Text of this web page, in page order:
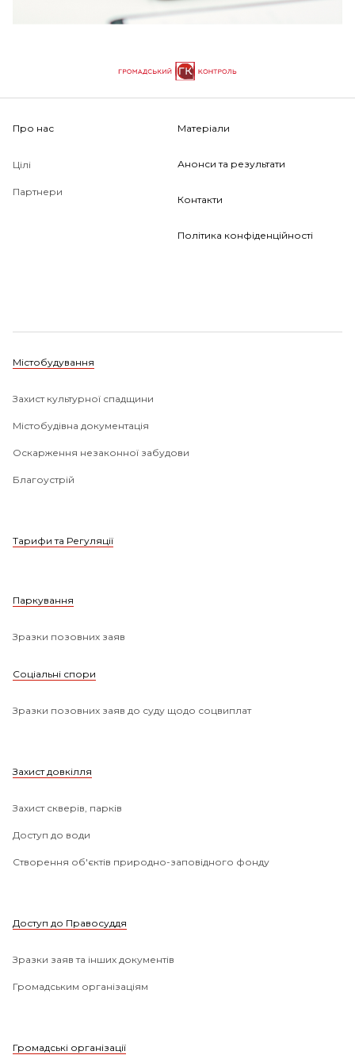
Про нас
Цілі
Партнери
Матеріали
Анонси та результати
Контакти
Політика конфіденційності
Містобудування
Захист культурної спадщини
Містобудівна документація
Оскарження незаконної забудови
Благоустрій
Тарифи та Регуляції
Паркування
Зразки позовних заяв
Соціальні спори
Зразки позовних заяв до суду щодо соцвиплат
Захист довкілля
Захист скверів, парків
Доступ до води
Створення об'єктів природно-заповідного фонду
Доступ до Правосуддя
Зразки заяв та інших документів
Громадським організаціям
Громадські організації